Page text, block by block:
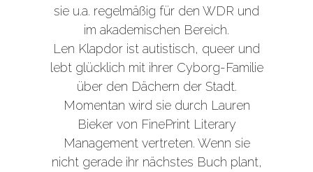
sie u.a. regelmäßig für den WDR und
im akademischen Bereich.
Len Klapdor ist autistisch, queer und
lebt glücklich mit ihrer Cyborg-Familie
über den Dächern der Stadt.
Momentan wird sie durch Lauren
Bieker von FinePrint Literary
Management vertreten. Wenn sie
nicht gerade ihr nächstes Buch plant,